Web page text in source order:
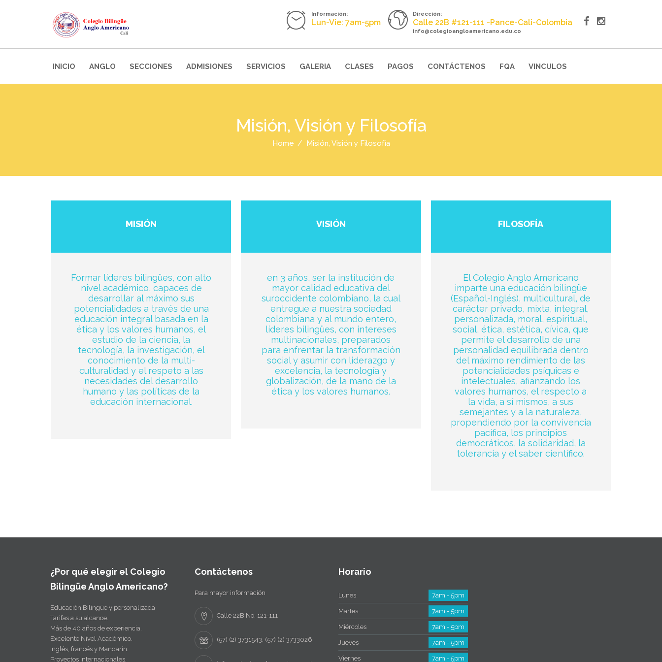
Dirección:
Calle 22B #121-111 -Pance-Cali-Colombia
info@colegioangloamericano.edu.co
Información:
Lun-Vie: 7am-5pm
INICIO ANGLO SECCIONES ADMISIONES SERVICIOS GALERIA CLASES PAGOS CONTÁCTENOS FQA VINCULOS
Misión, Visión y Filosofía
Home Misión, Visión y Filosofía
MISIÓN
Formar líderes bilingües, con alto
nivel académico, capaces de
desarrollar al máximo sus
potencialidades a través de una
educación integral basada en la
ética y los valores humanos, el
estudio de la ciencia, la
tecnología, la investigación, el
conocimiento de la multi-
culturalidad y el respeto a las
necesidades del desarrollo
humano y las políticas de la
educación internacional.
VISIÓN
en 3 años, ser la institución de
mayor calidad educativa del
suroccidente colombiano, la cual
entregue a nuestra sociedad
colombiana y al mundo entero,
líderes bilingües, con intereses
multinacionales, preparados
para enfrentar la transformación
social y asumir con liderazgo y
excelencia, la tecnología y
globalización, de la mano de la
ética y los valores humanos.
FILOSOFÍA
El Colegio Anglo Americano
imparte una educación bilingüe
(Español-Inglés), multicultural, de
carácter privado, mixta, integral,
personalizada, moral, espiritual,
social, ética, estética, cívica, que
permite el desarrollo de una
personalidad equilibrada dentro
del máximo rendimiento de las
potencialidades psíquicas e
intelectuales, afianzando los
valores humanos, el respecto a
la vida, a sí mismos, a sus
semejantes y a la naturaleza,
propendiendo por la convivencia
pacífica, los principios
democráticos, la solidaridad, la
tolerancia y el saber científico.
¿Por qué elegir el Colegio
Bilingüe Anglo Americano?
Educación Bilingüe y personalizada
Tarifas a su alcance.
Más de 40 años de experiencia.
Excelente Nivel Académico.
Inglés, francés y Mandarín.
Proyectos internacionales.
Contáctenos
Para mayor información
Calle 22B No. 121-111
(57) (2) 3731543, (57) (2) 3733026
Horario
Lunes 7am - 5pm
Martes 7am - 5pm
Miércoles 7am - 5pm
Jueves 7am - 5pm
Viernes 7am - 5pm